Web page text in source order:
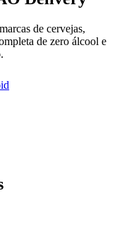
de cervejas,
de zero álcool e